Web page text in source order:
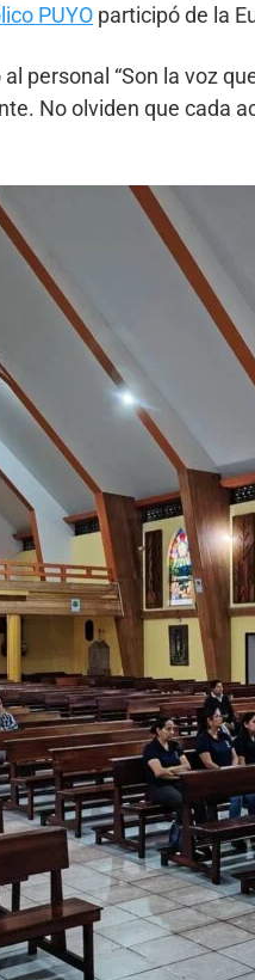
PUYO participó de la
personal “Son la voz
No olviden que cada